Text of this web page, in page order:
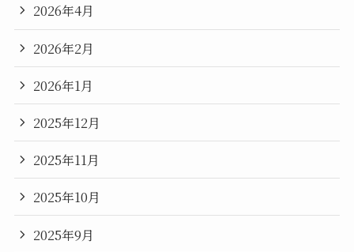
2026年4月
2026年2月
2026年1月
2025年12月
2025年11月
2025年10月
2025年9月